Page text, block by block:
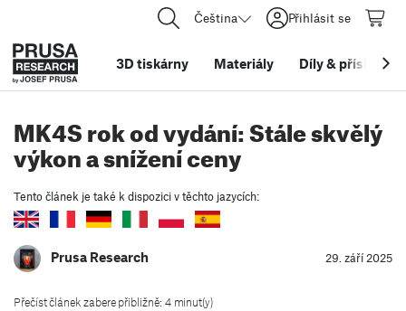
Čeština Přihlásit se
3D tiskárny Materiály Díly&
MK4S rok od vydání: Stále skvělý
výkon a snížení ceny
Tento článek je také k dispozici v těchto jazycích:
Prusa Research 29. září 2025
Přečíst článek zabere přibližně: 4 minut(y)